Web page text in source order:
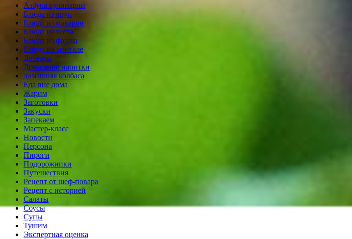
Азбука кулинарии
Блюда из круп
Блюда из макарон
Блюда из теста
Блюда из фарша
Блюда на мангале
Десерты
Домашние напитки
домашняя колбаса
Еда вне дома
Жарим
Заготовки
Закуски
Запекаем
Мастер-класс
Новости
Персона
Пироги
Подорожники
Путешествия
Рецепт от шеф-повара
Рецепт с историей
Салаты
Соусы
Супы
Тушим
Экспертная оценка